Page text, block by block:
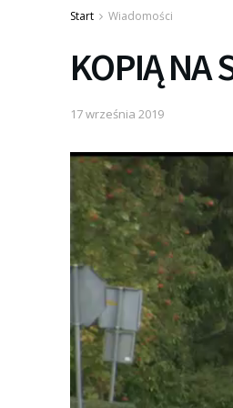
Start Wiadomości
KOPIĄ NA
17 września 2019